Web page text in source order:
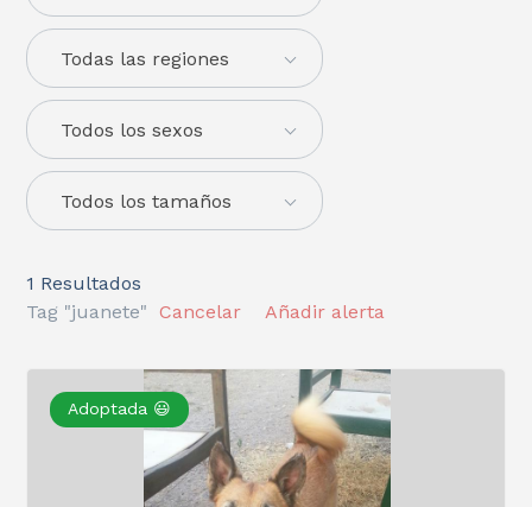
Todas las regiones
Todos los sexos
Todos los tamaños
1 Resultados
Tag "juanete"
Cancelar Añadir alerta
Adoptada 😃